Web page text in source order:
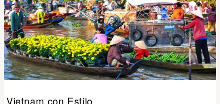
Vietnam con Estilo